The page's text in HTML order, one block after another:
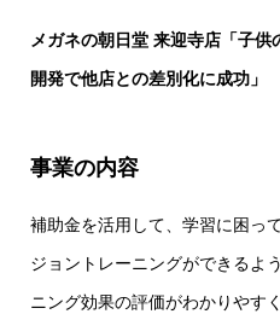
メガネの朝日堂 来迎寺店「子
開発で他店との差別化に成功」
事業の内容
補助金を活用して、学習に困っ
ジョントレーニングができるよ
ニング効果の評価がわかりやす